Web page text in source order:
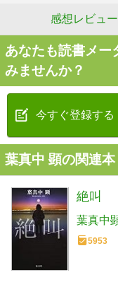
感想レビュー
あなたも読書メー
みませんか？
今すぐ登録する
葉真中 顕の関連本
絶叫
葉真中
5953